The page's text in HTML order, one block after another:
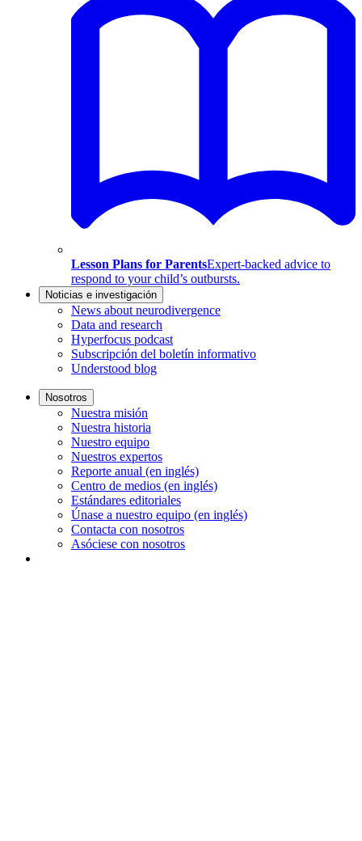
Lesson Plans for ParentsExpert-backed advice to
respond to your child’s outbursts.
Noticias e investigación
News about neurodivergence
Data and research
Hyperfocus podcast
Subscripción del boletín informativo
Understood blog
Nosotros
Nuestra misión
Nuestra historia
Nuestro equipo
Nuestros expertos
Reporte anual (en inglés)
Centro de medios (en inglés)
Estándares editoriales
Únase a nuestro equipo (en inglés)
Contacta con nosotros
Asóciese con nosotros